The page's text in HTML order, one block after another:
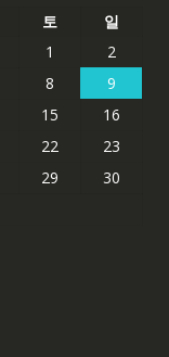
토
일
1
2
8
9
15
16
22
23
29
30